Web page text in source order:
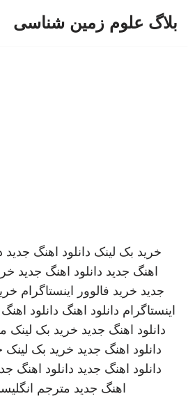
بلاگ علوم زمین شناسی
خرید بک لینک دانلود اهنگ جدید
اهنگ جدید دانلود اهنگ جدید
جدید خرید فالوور اینستاگرام
اینستاگرام دانلود اهنگ دانلود
دانلود اهنگ جدید خرید بک لینک
دانلود اهنگ جدید خرید بک لینک
دانلود اهنگ جدید دانلود اهنگ
اهنگ جدید مترجم